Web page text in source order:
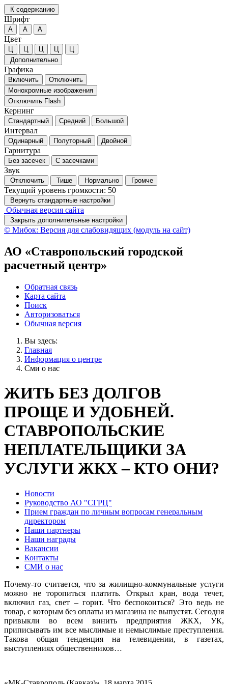
К содержанию
Шрифт
А А А
Цвет
Ц Ц Ц Ц
Ц
Дополнительно
Графика
Включить
Отключить
Монохромные изображения
Отключить Flash
Кернинг
Стандартный Средний Большой
Интервал
Одинарный Полуторный Двойной
Гарнитура
Без засечек С засечками
Звук
Отключить Тише Нормально Громче
Текущий уровень громкости: 50
Вернуть стандартные настройки
Обычная версия сайта
Закрыть дополнительные настройки
© Мибок: Версия для слабовидящих (модуль на сайт)
АО «Ставропольский городской
расчетный центр»
Обратная связь
Карта сайта
Поиск
Авторизоваться
Обычная версия
Вы здесь:
Главная
Информация о центре
Сми о нас
ЖИТЬ БЕЗ ДОЛГОВ
ПРОЩЕ И УДОБНЕЙ.
СТАВРОПОЛЬСКИЕ
НЕПЛАТЕЛЬЩИКИ ЗА
УСЛУГИ ЖКХ – КТО ОНИ?
Новости
Руководство АО "СГРЦ"
Прием граждан по личным вопросам генеральным
директором
Наши партнеры
Наши награды
Вакансии
Контакты
СМИ о нас
Почему-то считается, что за жилищно-коммунальные услуги
можно не торопиться платить. Открыл кран, вода течет,
включил газ, свет – горит. Что беспокоиться? Это ведь не
товар, с которым без оплаты из магазина не выпустят. Сегодня
привыкли во всем винить предприятия ЖКХ, УК,
приписывать им все мыслимые и немыслимые преступления.
Такова общая тенденция на телевидении, в газетах,
выступлениях общественников…